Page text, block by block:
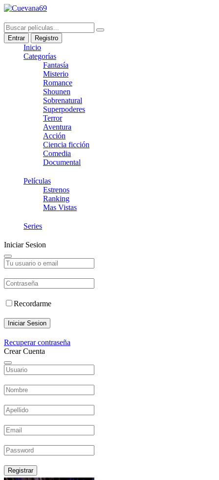
Entrar Registro
Inicio
Categorías
Fantasía
Misterio
Romance
Shounen
Sobrenatural
Superpoderes
Terror
Aventura
Acción
Ciencia ficción
Comedia
Documental
Películas
Estrenos
Ranking
Mas Vistas
Series
Iniciar Sesion
Recordarme
Iniciar Sesion
Recuperar contraseña
Crear Cuenta
Registrar